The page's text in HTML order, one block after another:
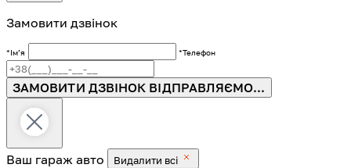
Замовити дзвінок
*Імʼя *Телефон
ЗАМОВИТИ ДЗВІНОК ВІДПРАВЛЯЄМО...
Ваш гараж авто Видалити всі